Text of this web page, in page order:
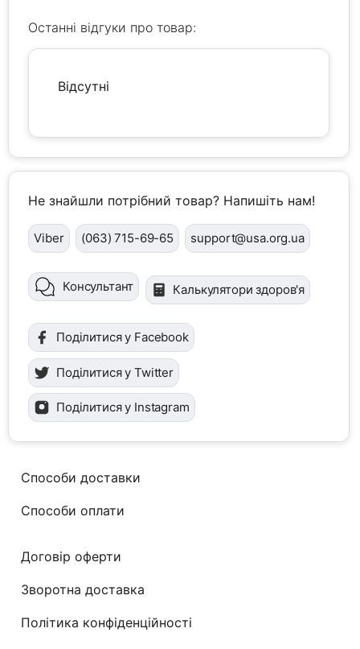
Останні відгуки про товар:
Відсутні
Не знайшли потрібний товар? Напишіть нам!
Viber (063) 715-69-65 support@usa.org.ua
Консультант Калькулятори здоров'я
Поділитися у Facebook
Поділитися у Twitter
Поділитися у Instagram
Способи доставки
Способи оплати
Договір оферти
Зворотна доставка
Політика конфіденційності